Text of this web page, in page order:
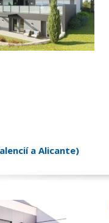
a Alicante)